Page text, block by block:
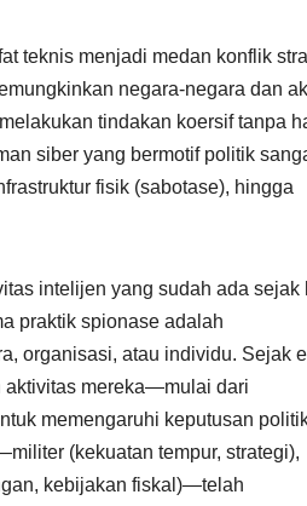
teknis menjadi medan konflik
negara-negara dan
tindakan koersif tanpa
siber yang bermotif politik
fisik (sabotase), hingga
intelijen yang sudah ada sejak
praktik spionase adalah
organisasi, atau individu. Sejak
aktivitas mereka—mulai dari
memengaruhi keputusan
(kekuatan tempur, strategi),
kebijakan fiskal)—telah